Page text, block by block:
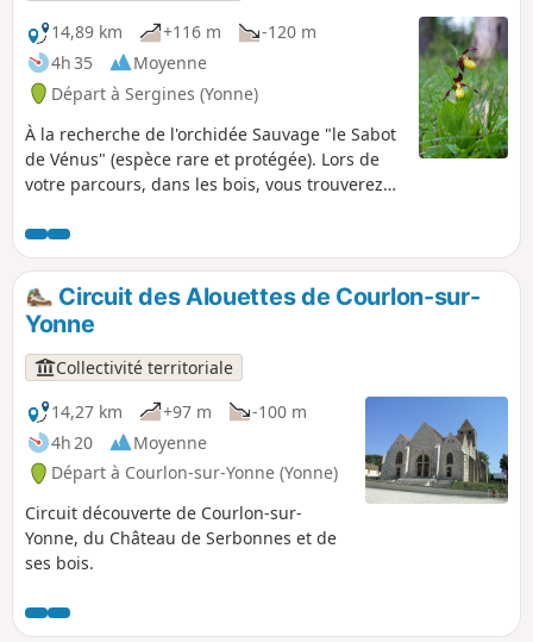
14,89 km
+116 m
-120 m
4h 35
Moyenne
Départ à Sergines (Yonne)
À la recherche de l'orchidée Sauvage "le Sabot
de Vénus" (espèce rare et protégée). Lors de
votre parcours, dans les bois, vous trouverez
et Épipactis purpurata (Hélléborine pourprée).
Sur les pelouses, en lisière et sous les bois
clairs, ce sera plutôt Ophrys scolopax (Ophrys
bécasse), Orchis purpurea (Orchis pourpre) ou
Orchis Ustulata (Orchis brûlé). La floraison a
lieu en mai-juin, la plante dévoile alors ses
fleurs délicates que vous ne devez ni cueillir, ni
arracher. (la protection des espèces rares est
régie par l'arrêté ministériel du 20 janvier
1982).
Circuit des Alouettes de Courlon-sur-
Yonne
Collectivité territoriale
14,27 km
+97 m
-100 m
4h 20
Moyenne
Départ à Courlon-sur-Yonne (Yonne)
Circuit découverte de Courlon-sur-
Yonne, du Château de Serbonnes et de
ses bois.